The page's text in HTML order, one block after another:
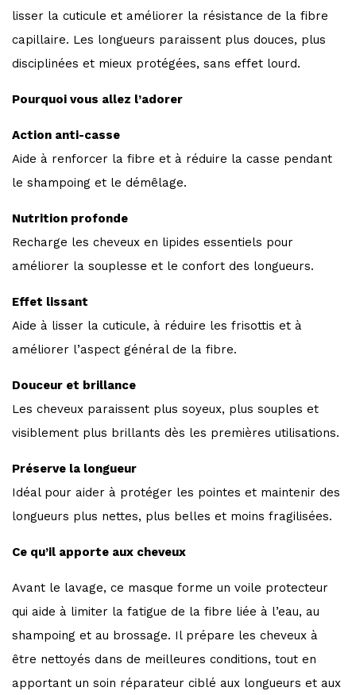
lisser la cuticule et améliorer la résistance de la fibre
capillaire. Les longueurs paraissent plus douces, plus
disciplinées et mieux protégées, sans effet lourd.
Pourquoi vous allez l’adorer
Action anti-casse
Aide à renforcer la fibre et à réduire la casse pendant
le shampoing et le démêlage.
Nutrition profonde
Recharge les cheveux en lipides essentiels pour
améliorer la souplesse et le confort des longueurs.
Effet lissant
Aide à lisser la cuticule, à réduire les frisottis et à
améliorer l’aspect général de la fibre.
Douceur et brillance
Les cheveux paraissent plus soyeux, plus souples et
visiblement plus brillants dès les premières utilisations.
Préserve la longueur
Idéal pour aider à protéger les pointes et maintenir des
longueurs plus nettes, plus belles et moins fragilisées.
Ce qu’il apporte aux cheveux
Avant le lavage, ce masque forme un voile protecteur
qui aide à limiter la fatigue de la fibre liée à l’eau, au
shampoing et au brossage. Il prépare les cheveux à
être nettoyés dans de meilleures conditions, tout en
apportant un soin réparateur ciblé aux longueurs et aux